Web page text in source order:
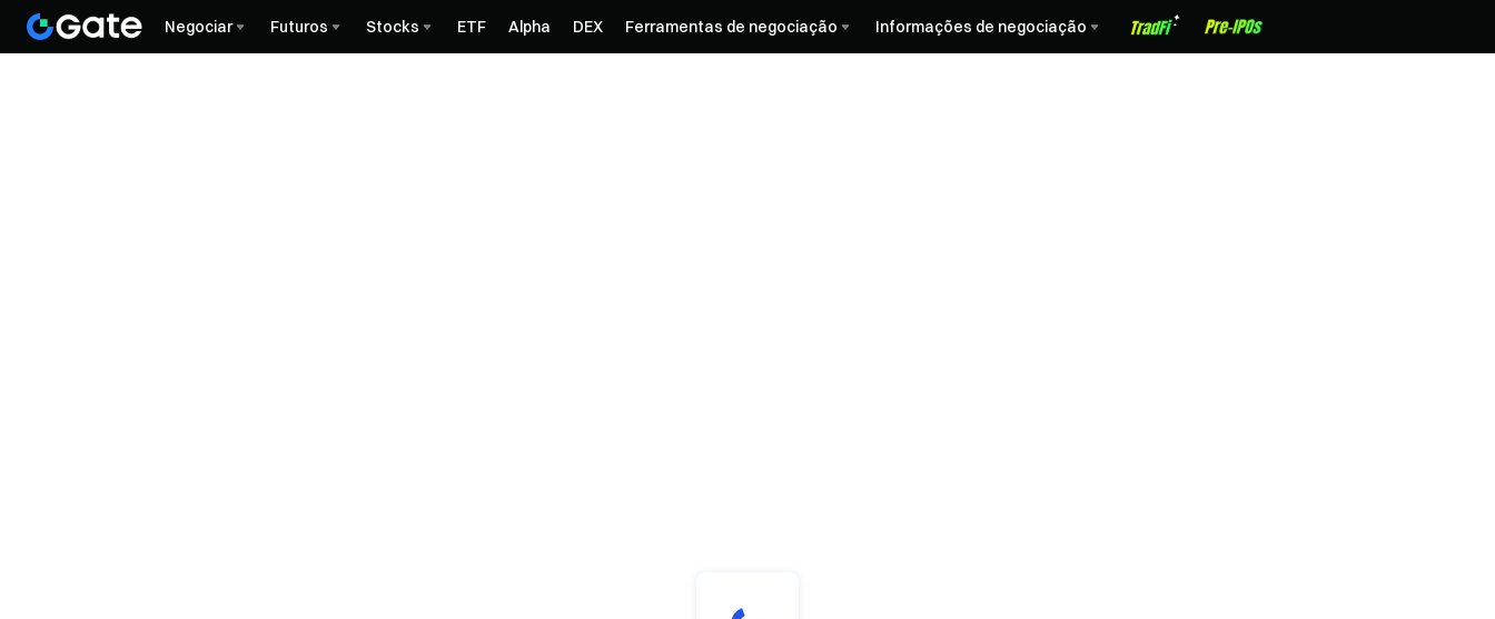
Negociar Futuros Stocks ETF Alpha DEX Ferramentas de negociação Informações de negociação